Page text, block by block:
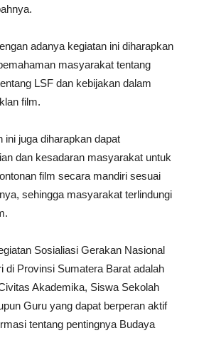
adanya kegiatan ini diharapkan
masyarakat tentang
LSF dan kebijakan dalam
film.
ini juga diharapkan dapat
dan kesadaran masyarakat untuk
film secara mandiri sesuai
sehingga masyarakat terlindungi
Sosialiasi Gerakan Nasional
di Provinsi Sumatera Barat adalah
Akademika, Siswa Sekolah
Guru yang dapat berperan aktif
tentang pentingnya Budaya